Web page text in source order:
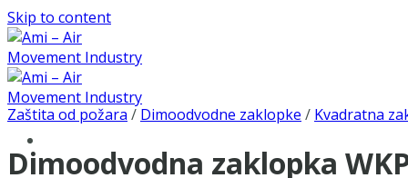
Skip to content
Zaštita od požara / Dimoodvodne zaklopke / Kvadratna
Dimoodvodna zaklopka